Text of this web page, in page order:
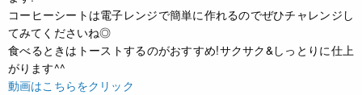
コーヒーシートは電子レンジで簡単に作れるのでぜひチャレンジし
てみてくださいね◎
食べるときはトーストするのがおすすめ!サクサク&しっとりに仕上
がります^^
動画はこちらをクリック